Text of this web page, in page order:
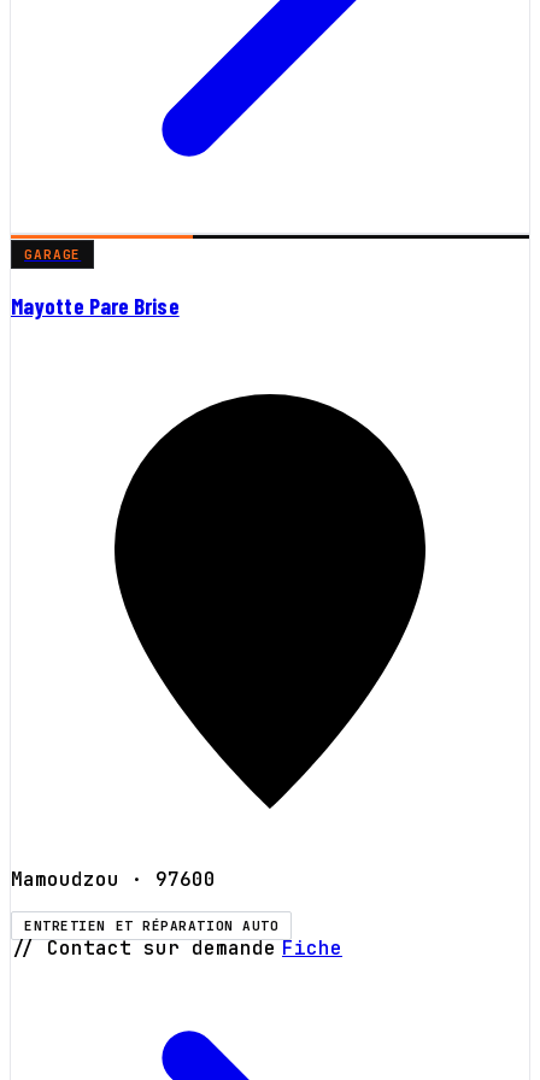
GARAGE
Mayotte Pare Brise
Mamoudzou · 97600
ENTRETIEN ET RÉPARATION AUTO
// Contact sur demande Fiche